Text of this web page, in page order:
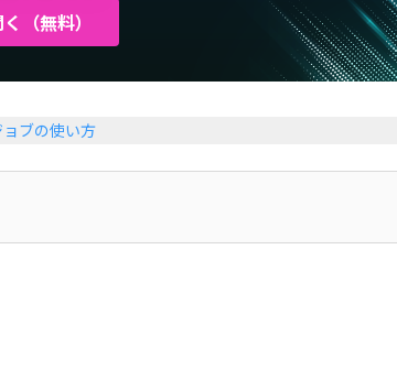
（無料）
ブの使い方